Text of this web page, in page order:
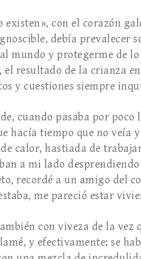
existen», con el corazón
debía prevalecer
mundo y protegerme de
el resultado de la crianza
y cuestiones siempre
cuando pasaba por
hacía tiempo que no veía
calor, hastiada de
a mi lado
recordé a un amigo del
me pareció estar
con viveza de la
y efectivamente: se